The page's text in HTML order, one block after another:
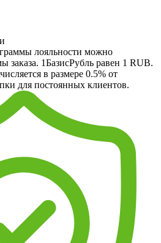
лояльности можно
заказа. 1БазисРубль равен 1 RUB.
в размере 0.5% от
для постоянных клиентов.